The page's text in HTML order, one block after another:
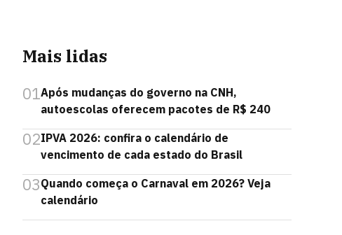
Mais lidas
01Após mudanças do governo na CNH,
autoescolas oferecem pacotes de R$ 240
02IPVA 2026: confira o calendário de
vencimento de cada estado do Brasil
03Quando começa o Carnaval em 2026? Veja
calendário